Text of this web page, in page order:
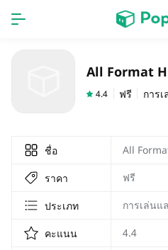
All Format
4.4 ฟรี
ชื่อ All
ราคา ฟรี
ประเภท การเล่นแ
คะแนน 4.4